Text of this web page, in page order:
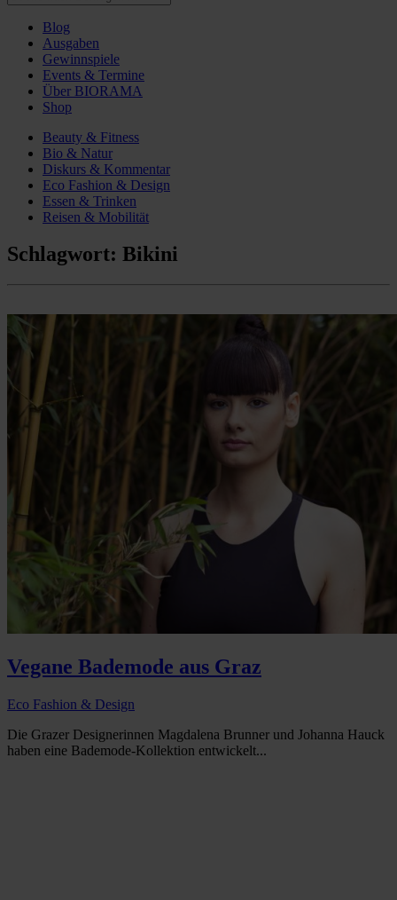
Blog
Ausgaben
Gewinnspiele
Events & Termine
Über BIORAMA
Shop
Beauty & Fitness
Bio & Natur
Diskurs & Kommentar
Eco Fashion & Design
Essen & Trinken
Reisen & Mobilität
Schlagwort: Bikini
Vegane Bademode aus Graz
Eco Fashion & Design
Die Grazer Designerinnen Magdalena Brunner und Johanna Hauck
haben eine Bademode-Kollektion entwickelt...